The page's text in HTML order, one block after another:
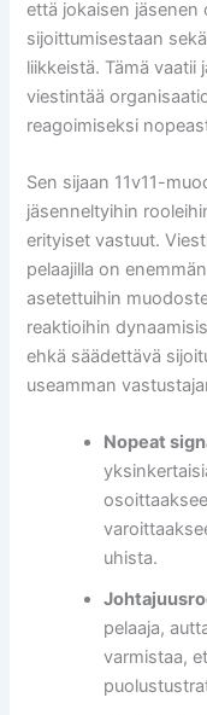
että jokaisen
sijoittumisestaan
liikkeistä. Tämä vaatii
viestintää
reagoimiseksi
Sen sijaan 11v11-
jäsenneltyihin
erityiset vastuut.
pelaajilla on
asetettuihin
reaktioihin
ehkä säädettävä
useamman
Nopeat
uhista.
pelaaja,
varmistaa,